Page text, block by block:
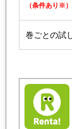
（条件あり※）
巻ごとの試